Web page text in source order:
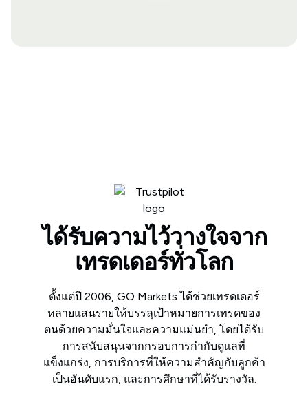
ได้รับความไว้วางใจจาก
เทรดเดอร์ทั่วโลก
ตั้งแต่ปี 2006, GO Markets ได้ช่วยเทรดเดอร์
หลายแสนรายให้บรรลุเป้าหมายการเทรดของ
ตนด้วยความมั่นใจและความแม่นยำ, โดยได้รับ
การสนับสนุนจากกรอบการกำกับดูแลที่
แข็งแกร่ง, การบริการที่ให้ความสำคัญกับลูกค้า
เป็นอันดับแรก, และการศึกษาที่ได้รับรางวัล.